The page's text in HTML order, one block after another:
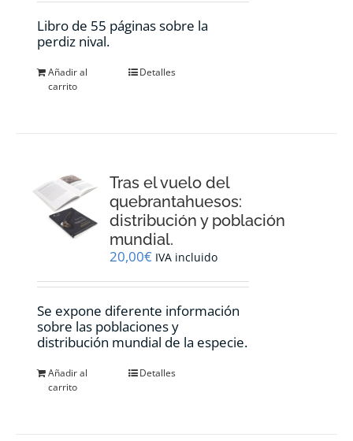
Libro de 55 páginas sobre la
perdiz nival.
Añadir al
carrito
Detalles
Tras el vuelo del
quebrantahuesos:
distribución y población
mundial.
20,00€ IVA incluido
Se expone diferente información
sobre las poblaciones y
distribución mundial de la especie.
Añadir al
carrito
Detalles